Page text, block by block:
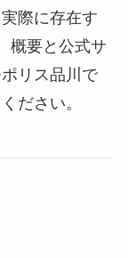
際に存在す
概要と公式サ
リス品川で
ださい。